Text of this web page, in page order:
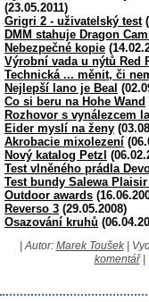
(23.05.2011)
Grigri 2 - uživatelský test
DMM stahuje Dragon
Nebezpečné kopie
Výrobní vada u nýtů Red
Technická ... měnit, či
Nejlepší lano je Beal
Co si beru na Hohe Wand
Rozhovor s vynálezcem
Eider myslí na ženy
Akrobacie mixolezení
Nový katalog Petzl
Test vlněného prádla
Test bundy Salewa Plaisir
Outdoor awards
Reverso 3 (29.05.2008)
Osazování kruhů
| Autor: Marek Toušek|
komentář|